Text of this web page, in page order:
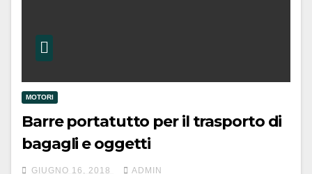
MOTORI
Barre portatutto per il trasporto di
bagagli e oggetti
GIUGNO 16, 2018 ADMIN